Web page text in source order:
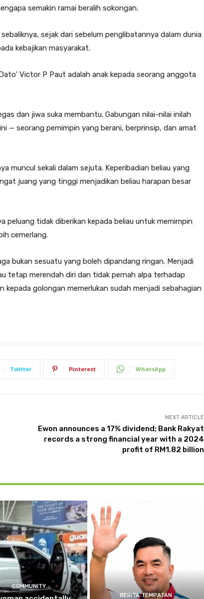
semakin ramai beralih sokongan.
sejak dari sebelum penglibatannya dalam dunia
kebajikan masyarakat.
Victor P Paut adalah anak kepada seorang anggota
dan jiwa suka membantu. Gabungan nilai-nilai inilah
— seorang pemimpin yang berani, berprinsip, dan amat
muncul sekali dalam sejuta. Keperibadian beliau yang
juang yang tinggi menjadikan beliau harapan besar
peluang tidak diberikan kepada beliau untuk memimpin
cemerlang.
bukan sesuatu yang boleh dipandang ringan. Menjadi
tetap merendah diri dan tidak pernah alpa terhadap
golongan memerlukan sudah menjadi sebahagian
Twitter Pinterest WhatsApp
NEXT ARTICLE
Ewon announces a 17% dividend; Bank Rakyat
records a strong financial year with a 2024
profit of RM1.82 billion
COMMUNITY
BERITA TEMPATAN